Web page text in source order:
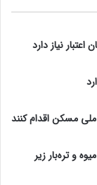
مسکن اقدام کنند
و تره‌بار زیر